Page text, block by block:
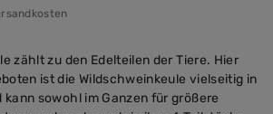
zählt zu den Edelteilen der Tiere. Hier
ist die Wildschweinkeule vielseitig in
sowohl im Ganzen für größere